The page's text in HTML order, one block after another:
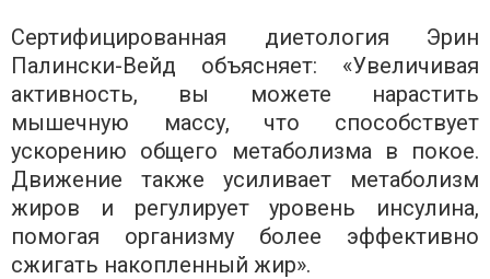
Сертифицированная диетология Эрин
Палински-Вейд объясняет: «Увеличивая
активность, вы можете нарастить
мышечную массу, что способствует
ускорению общего метаболизма в покое.
Движение также усиливает метаболизм
жиров и регулирует уровень инсулина,
помогая организму более эффективно
сжигать накопленный жир».